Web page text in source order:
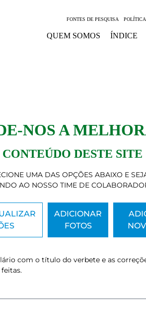
FONTES DE PESQUISA
QUEM SOMOS ÍNDICE
NOS A
CONTEÚDO DESTE SITE
UMA DAS OPÇÕES ABAIXO E
AO NOSSO TIME DE
ADICIONAR
FOTOS
com o título do verbete e as